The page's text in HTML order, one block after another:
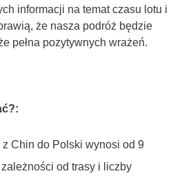
informacji na temat czasu lotu i
że nasza podróż będzie
pełna pozytywnych wrażeń.
Chin do Polski wynosi od 9
od trasy i liczby